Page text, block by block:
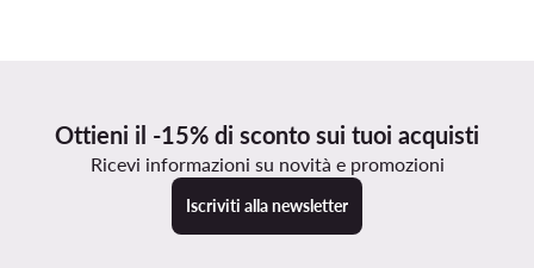
Ottieni il -15% di sconto sui tuoi acquisti
Ricevi informazioni su novità e promozioni
Iscriviti alla newsletter